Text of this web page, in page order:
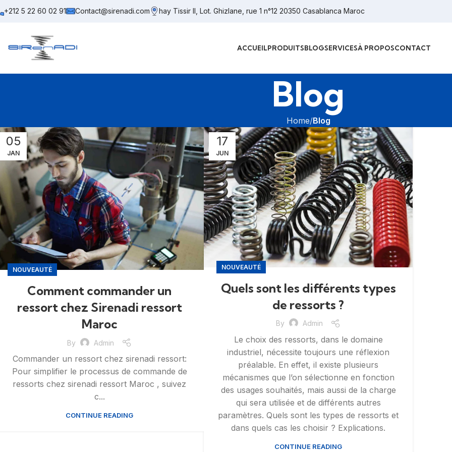
+212 5 22 60 02 91 Contact@sirenadi.com hay Tissir II, Lot. Ghizlane, rue 1 n°12 20350 Casablanca Maroc
ACCUEILPRODUITSBLOGSERVICESÀ PROPOSCONTACT
Blog
Home Blog
05
JAN
NOUVEAUTÉ
Comment commander un
ressort chez Sirenadi ressort
Maroc
By Admin
Commander un ressort chez sirenadi ressort:
Pour simplifier le processus de commande de
ressorts chez sirenadi ressort Maroc , suivez
c...
CONTINUE READING
17
JUN
NOUVEAUTÉ
Quels sont les différents types
de ressorts ?
By Admin
Le choix des ressorts, dans le domaine
industriel, nécessite toujours une réflexion
préalable. En effet, il existe plusieurs
mécanismes que l’on sélectionne en fonction
des usages souhaités, mais aussi de la charge
qui sera utilisée et de différents autres
paramètres. Quels sont les types de ressorts et
dans quels cas les choisir ? Explications.
CONTINUE READING